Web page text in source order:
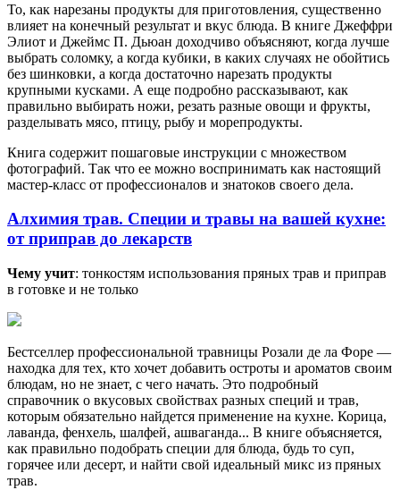
То, как нарезаны продукты для приготовления, существенно
влияет на конечный результат и вкус блюда. В книге Джеффри
Элиот и Джеймс П. Дьюан доходчиво объясняют, когда лучше
выбрать соломку, а когда кубики, в каких случаях не обойтись
без шинковки, а когда достаточно нарезать продукты
крупными кусками. А еще подробно рассказывают, как
правильно выбирать ножи, резать разные овощи и фрукты,
разделывать мясо, птицу, рыбу и морепродукты.
Книга содержит пошаговые инструкции с множеством
фотографий. Так что ее можно воспринимать как настоящий
мастер-класс от профессионалов и знатоков своего дела.
Алхимия трав. Специи и травы на вашей кухне:
от приправ до лекарств
Чему учит: тонкостям использования пряных трав и приправ
в готовке и не только
Бестселлер профессиональной травницы Розали де ла Форе —
находка для тех, кто хочет добавить остроты и ароматов своим
блюдам, но не знает, с чего начать. Это подробный
справочник о вкусовых свойствах разных специй и трав,
которым обязательно найдется применение на кухне. Корица,
лаванда, фенхель, шалфей, ашваганда... В книге объясняется,
как правильно подобрать специи для блюда, будь то суп,
горячее или десерт, и найти свой идеальный микс из пряных
трав.